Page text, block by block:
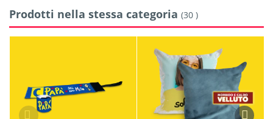
Prodotti nella stessa categoria (30 )